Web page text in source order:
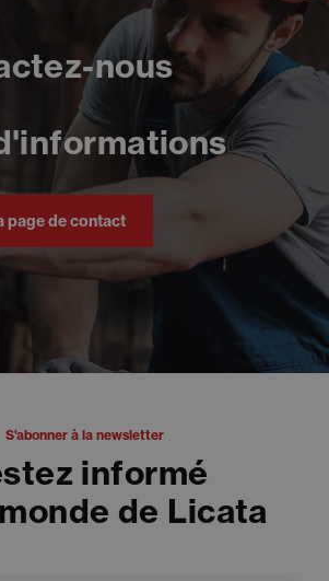
nous
page de contact
S'abonner à la newsletter
informé
de Licata